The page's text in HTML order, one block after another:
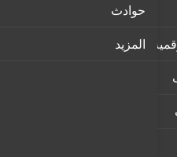
حوادث
المزيد